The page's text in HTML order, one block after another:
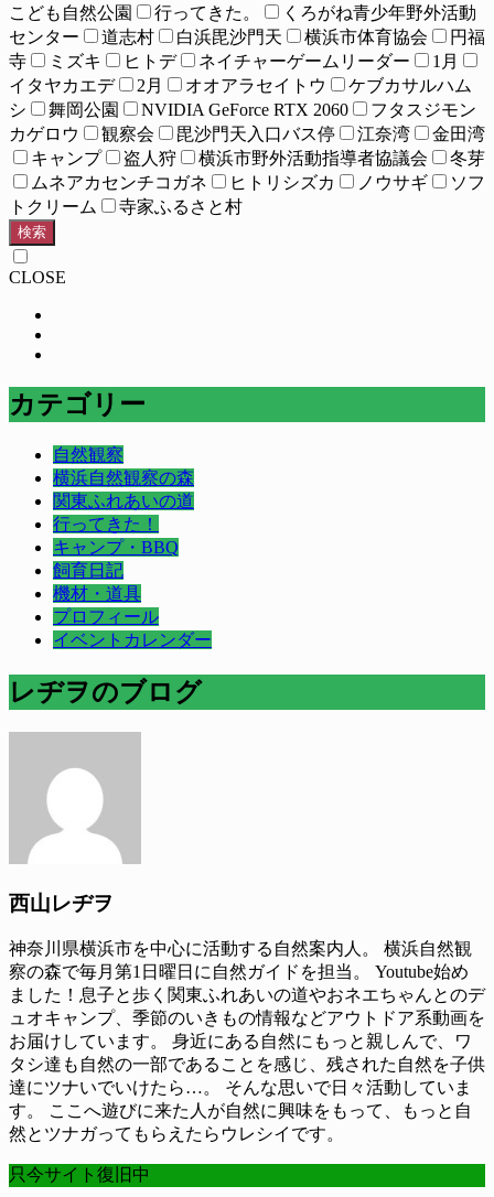
こども自然公園
行ってきた。
くろがね青少年野外活動
センター
道志村 白浜毘沙門天 横浜市体育協会
円福
寺
ミズキ ヒトデ ネイチャーゲームリーダー
1月
イタヤカエデ
2月 オオアラセイトウ
ケブカサルハム
シ
舞岡公園 NVIDIA GeForce RTX 2060
フタスジモン
カゲロウ
観察会 毘沙門天入口バス停 江奈湾
金田湾
キャンプ
盗人狩 横浜市野外活動指導者協議会
冬芽
ムネアカセンチコガネ
ヒトリシズカ ノウサギ
ソフ
トクリーム
寺家ふるさと村
検索
CLOSE
カテゴリー
自然観察
横浜自然観察の森
関東ふれあいの道
行ってきた！
キャンプ・BBQ
飼育日記
機材・道具
プロフィール
イベントカレンダー
レヂヲのブログ
西山レヂヲ
神奈川県横浜市を中心に活動する自然案内人。 横浜自然観
察の森で毎月第1日曜日に自然ガイドを担当。 Youtube始め
ました！息子と歩く関東ふれあいの道やおネエちゃんとのデ
ュオキャンプ、季節のいきもの情報などアウトドア系動画を
お届けしています。 身近にある自然にもっと親しんで、ワ
タシ達も自然の一部であることを感じ、残された自然を子供
達にツナいでいけたら…。 そんな思いで日々活動していま
す。 ここへ遊びに来た人が自然に興味をもって、もっと自
然とツナガってもらえたらウレシイです。
只今サイト復旧中